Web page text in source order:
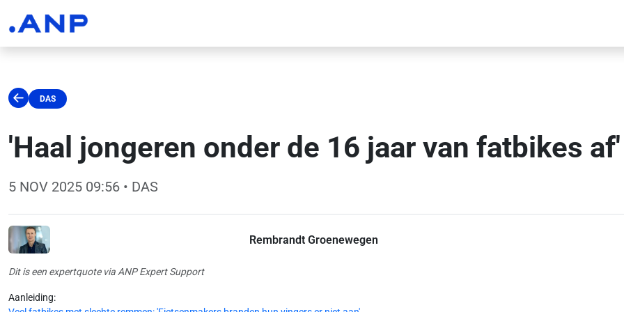
DAS
'Haal jongeren onder de 16 jaar van fatbikes af'
5 NOV 2025 09:56 • DAS
Rembrandt Groenewegen
Dit is een expertquote via ANP Expert Support
Aanleiding: